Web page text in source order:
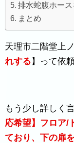
排水蛇腹ホー
まとめ
天理市二階堂上
れする 】って依
もう少し詳しく
応希望】フロア/
ており、下の扉